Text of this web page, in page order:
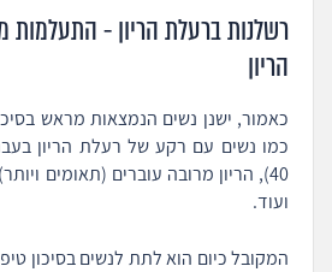
רשלנות ברעלת הריון - התעלמות
הריון
כאמור, ישנן נשים הנמצאות מראש
כמו נשים עם רקע של רעלת הריון
40), הריון מרובה עוברים (תאומים
ועוד.
המקובל כיום הוא לתת לנשים בסיכון